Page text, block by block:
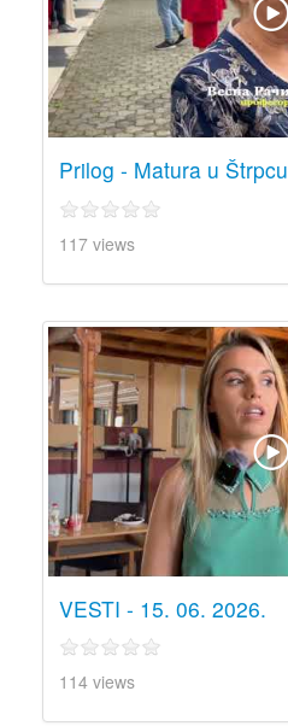
Prilog - Matura u Štrpcu
117 views
VESTI - 15. 06. 2026.
114 views